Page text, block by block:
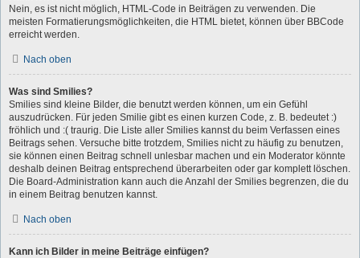
Nein, es ist nicht möglich, HTML-Code in Beiträgen zu verwenden. Die
meisten Formatierungsmöglichkeiten, die HTML bietet, können über BBCode
erreicht werden.
Nach oben
Was sind Smilies?
Smilies sind kleine Bilder, die benutzt werden können, um ein Gefühl
auszudrücken. Für jeden Smilie gibt es einen kurzen Code, z. B. bedeutet :)
fröhlich und :( traurig. Die Liste aller Smilies kannst du beim Verfassen eines
Beitrags sehen. Versuche bitte trotzdem, Smilies nicht zu häufig zu benutzen,
sie können einen Beitrag schnell unlesbar machen und ein Moderator könnte
deshalb deinen Beitrag entsprechend überarbeiten oder gar komplett löschen.
Die Board-Administration kann auch die Anzahl der Smilies begrenzen, die du
in einem Beitrag benutzen kannst.
Nach oben
Kann ich Bilder in meine Beiträge einfügen?